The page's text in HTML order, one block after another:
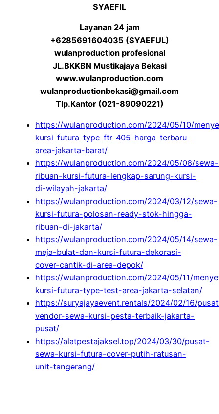
SYAEFIL
Layanan 24 jam
+6285691604035 (SYAEFUL)
wulanproduction profesional
JL.BKKBN Mustikajaya Bekasi
www.wulanproduction.com
wulanproductionbekasi@gmail.com
Tlp.Kantor (021-89090221)
https://wulanproduction.com/2024/05/10/
kursi-futura-type-ftr-405-harga-terbaru-
area-jakarta-barat/
https://wulanproduction.com/2024/05/08/sewa-
ribuan-kursi-futura-lengkap-sarung-kursi-
di-wilayah-jakarta/
https://wulanproduction.com/2024/03/12/sewa-
kursi-futura-polosan-ready-stok-hingga-
ribuan-di-jakarta/
https://wulanproduction.com/2024/05/14/sewa-
meja-bulat-dan-kursi-futura-dekorasi-
cover-cantik-di-area-depok/
https://wulanproduction.com/2024/05/11/
kursi-futura-type-test-area-jakarta-selatan/
https://suryajayaevent.rentals/2024/02/16/
vendor-sewa-kursi-pesta-terbaik-jakarta-
pusat/
https://alatpestajaksel.top/2024/03/30/pusat-
sewa-kursi-futura-cover-putih-ratusan-
unit-tangerang/